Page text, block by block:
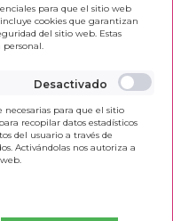
para que el sitio web
cookies que garantizan
del sitio web. Estas
para que el sitio
recopilar datos estadísticos
del usuario a través de
Activándolas nos autoriza a
Mostrando del 1 al 0